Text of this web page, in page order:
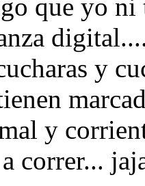
que yo
y
y
correr...